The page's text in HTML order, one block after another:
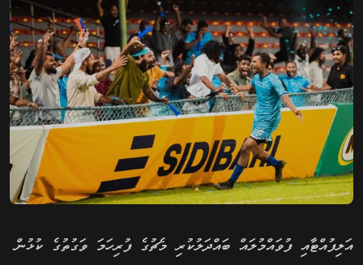
އަލިފުއްޓާއި ފުވައްމުލައް ބައްދަލުކުރި މެޗުގެ ފުރިހަމަ ވަގުތުގެ ކުޅުން